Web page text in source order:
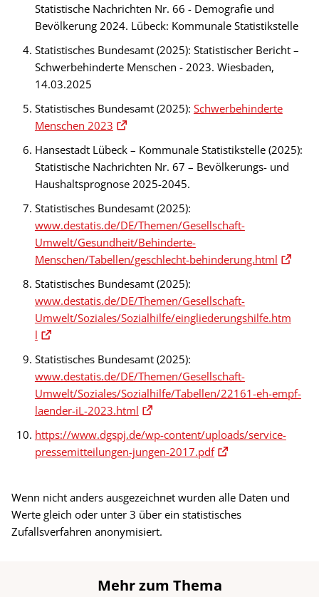
Statistische Nachrichten Nr. 66 - Demografie und
Bevölkerung 2024. Lübeck: Kommunale Statistikstelle
Statistisches Bundesamt (2025): Statistischer Bericht –
Schwerbehinderte Menschen - 2023. Wiesbaden,
14.03.2025
Statistisches Bundesamt (2025): Schwerbehinderte
Menschen 2023
Hansestadt Lübeck – Kommunale Statistikstelle (2025):
Statistische Nachrichten Nr. 67 – Bevölkerungs- und
Haushaltsprognose 2025-2045.
Statistisches Bundesamt (2025):
www.destatis.de/DE/Themen/Gesellschaft-
Umwelt/Gesundheit/Behinderte-
Menschen/Tabellen/geschlecht-behinderung.html
Statistisches Bundesamt (2025):
www.destatis.de/DE/Themen/Gesellschaft-
Umwelt/Soziales/Sozialhilfe/eingliederungshilfe.htm
l
Statistisches Bundesamt (2025):
www.destatis.de/DE/Themen/Gesellschaft-
Umwelt/Soziales/Sozialhilfe/Tabellen/22161-eh-empf-
laender-iL-2023.html
https://www.dgspj.de/wp-content/uploads/service-
pressemitteilungen-jungen-2017.pdf
Wenn nicht anders ausgezeichnet wurden alle Daten und
Werte gleich oder unter 3 über ein statistisches
Zufallsverfahren anonymisiert.
Mehr zum Thema